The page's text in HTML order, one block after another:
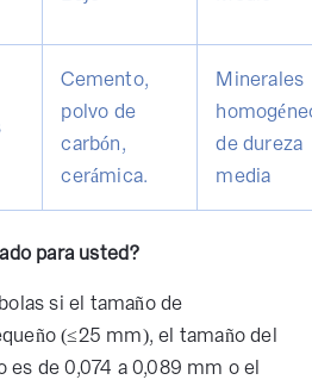
Cemento,
polvo de
carbón,
cerámica.
Minerales
de dureza
media
para usted?
si el tamaño de
(≤25 mm), el tamaño del
es de 0,074 a 0,089 mm o el